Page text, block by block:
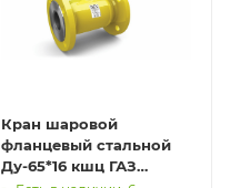
Кран шаровой
фланцевый стальной
Ду-65*16 кшц ГАЗ